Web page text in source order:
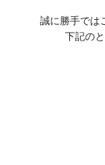
誠に勝手では
下記の